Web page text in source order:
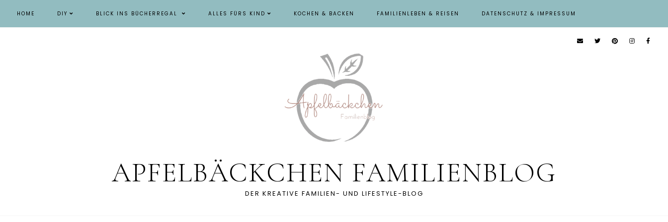
HOME DIY BLICK INS BÜCHERREGAL ALLES FÜRS KIND KOCHEN & BACKEN FAMILIENLEBEN & REISEN DATENSCHUTZ & IMPRESSUM
APFELBÄCKCHEN FAMILIENBLOG
DER KREATIVE FAMILIEN- UND LIFESTYLE-BLOG